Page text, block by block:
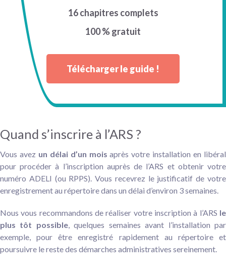
16 chapitres complets
100 % gratuit
Télécharger le guide !
Quand s’inscrire à l’ARS ?
Vous avez un délai d’un moisaprès votre installation en libéral
pour procéder à l’inscription auprès de l’ARS et obtenir votre
numéro ADELI (ou RPPS). Vous recevrez le justificatif de votre
enregistrement au répertoire dans un délai d’environ 3 semaines.
Nous vous recommandons de réaliser votre inscription à l’ARS le
plus tôt possible, quelques semaines avant l’installation par
exemple, pour être enregistré rapidement au répertoire et
poursuivre le reste des démarches administratives sereinement.